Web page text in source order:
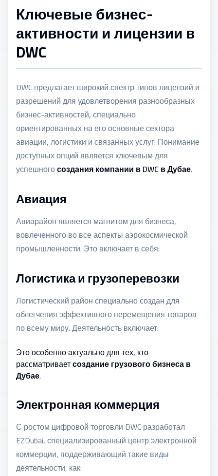
Ключевые бизнес-
активности и лицензии в
DWC
DWC предлагает широкий спектр типов лицензий и
разрешений для удовлетворения разнообразных
бизнес-активностей, специально
ориентированных на его основные сектора
авиации, логистики и связанных услуг. Понимание
доступных опций является ключевым для
успешногосоздания компании в DWC в Дубае.
Авиация
Авиарайон является магнитом для бизнеса,
вовлеченного во все аспекты аэрокосмической
промышленности. Это включает в себя:
Логистика и грузоперевозки
Логистический район специально создан для
облегчения эффективного перемещения товаров
по всему миру. Деятельность включает:
Это особенно актуально для тех, кто
рассматриваетсоздание грузового бизнеса в
Дубае.
Электронная коммерция
С ростом цифровой торговли DWC разработал
EZDubai, специализированный центр электронной
коммерции, поддерживающий такие виды
деятельности, как: